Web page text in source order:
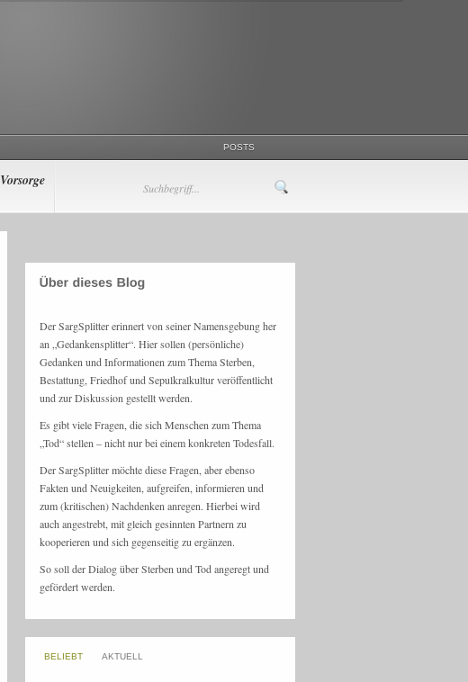
POSTS
Vorsorge
Der SargSplitter erinnert von seiner Namensgebung her
an „Gedankensplitter“. Hier sollen (persönliche)
Gedanken und Informationen zum Thema Sterben,
Bestattung, Friedhof und Sepulkralkultur veröffentlicht
und zur Diskussion gestellt werden.
Es gibt viele Fragen, die sich Menschen zum Thema
„Tod“ stellen – nicht nur bei einem konkreten Todesfall.
Der SargSplitter möchte diese Fragen, aber ebenso
Fakten und Neuigkeiten, aufgreifen, informieren und
zum (kritischen) Nachdenken anregen. Hierbei wird
auch angestrebt, mit gleich gesinnten Partnern zu
kooperieren und sich gegenseitig zu ergänzen.
So soll der Dialog über Sterben und Tod angeregt und
gefördert werden.
BELIEBT AKTUELL